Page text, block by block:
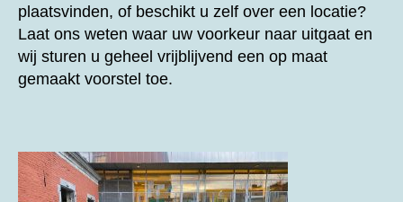
plaatsvinden, of beschikt u zelf over een locatie?
Laat ons weten waar uw voorkeur naar uitgaat en
wij sturen u geheel vrijblijvend een op maat
gemaakt voorstel toe.